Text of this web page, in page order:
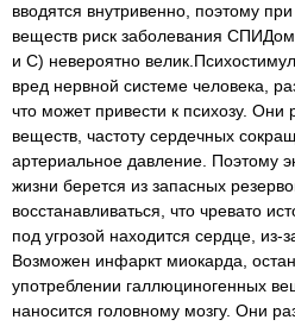
вводятся внутривенно, поэтому
веществ риск заболевания
и С) невероятно
вред нервной системе человека,
что может привести к психозу. Они
веществ, частоту сердечных
артериальное давление. Поэтому
жизни берется из запасных
восстанавливаться, что чревато
под угрозой находится сердце, из-
Возможен инфаркт миокарда,
употреблении галлюциногенных
наносится головному мозгу. Они